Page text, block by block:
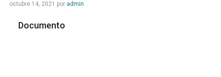
octubre 14, 2021 por admin
Documento